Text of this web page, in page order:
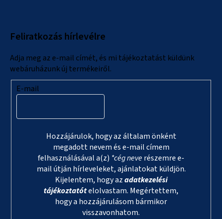
Feliratkozás hírlevélre
Adja meg az e-mail címét, és mi tájékoztatást küldünk
webáruházunk új termékeiről.
E-mail
Hozzájárulok, hogy az általam önként
megadott nevem és e-mail címem
felhasználásával a(z) *cég neverészemre e-
mail útján hírleveleket, ajánlatokat küldjön.
Kijelentem, hogy azadatkezelési
tájékoztatótelolvastam. Megértettem,
hogy a hozzájárulásom bármikor
visszavonhatom.